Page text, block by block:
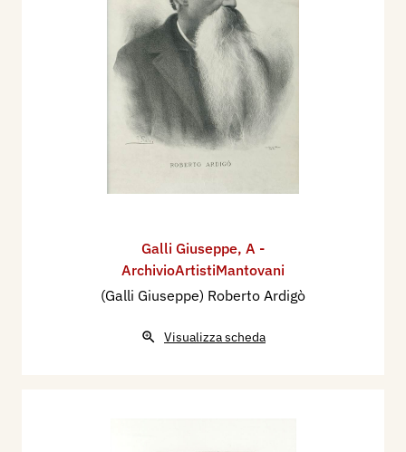
Galli Giuseppe, A -
ArchivioArtistiMantovani
(Galli Giuseppe) Roberto Ardigò
Visualizza scheda